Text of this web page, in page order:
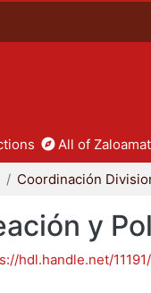
All of
y
hdl.handle.net/